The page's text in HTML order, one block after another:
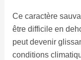
Ce caractère
être difficile en
peut devenir
conditions